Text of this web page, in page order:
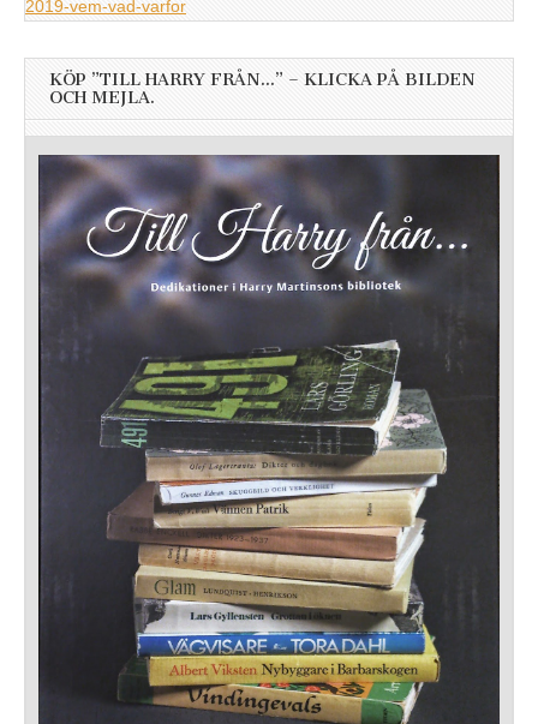
2019-vem-vad-varfor
KÖP ”TILL HARRY FRÅN…” – KLICKA PÅ BILDEN
OCH MEJLA.